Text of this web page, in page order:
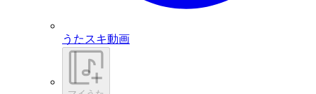
うたスキ動画